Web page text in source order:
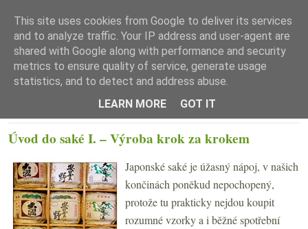
☰ Menu
Úvod do saké I. – Výroba krok za krokem
Japonské saké je úžasný nápoj, v našich
končinách poněkud nepochopený,
protože tu prakticky nejdou koupit
rozumné vzorky a i běžné spotřební
This site uses cookies from Google to deliver its services
and to analyze traffic. Your IP address and user-agent are
shared with Google along with performance and security
metrics to ensure quality of service, generate usage
statistics, and to detect and address abuse.
LEARN MORE
GOT IT